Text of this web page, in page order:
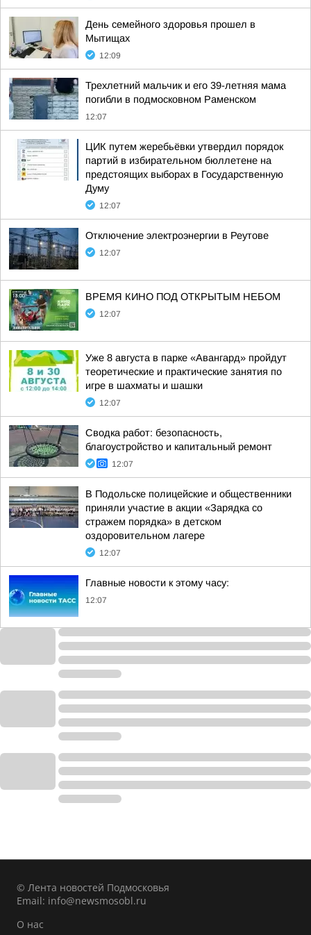
День семейного здоровья прошел в
Мытищах
12:09
Трехлетний мальчик и его 39-летняя мама
погибли в подмосковном Раменском
12:07
ЦИК путем жеребьёвки утвердил порядок
партий в избирательном бюллетене на
предстоящих выборах в Государственную
Думу
12:07
Отключение электроэнергии в Реутове
12:07
ВРЕМЯ КИНО ПОД ОТКРЫТЫМ НЕБОМ
12:07
Уже 8 августа в парке «Авангард» пройдут
теоретические и практические занятия по
игре в шахматы и шашки
12:07
Сводка работ: безопасность,
благоустройство и капитальный ремонт
12:07
В Подольске полицейские и общественники
приняли участие в акции «Зарядка со
стражем порядка» в детском
оздоровительном лагере
12:07
Главные новости к этому часу:
12:07
© Лента новостей Подмосковья
Email: info@newsmosobl.ru
О нас